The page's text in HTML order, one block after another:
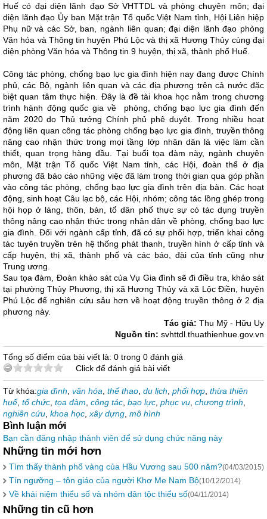
Huế có đại diện lãnh đạo Sở VHTTDL và phòng chuyên môn; đại
diện lãnh đạo Ủy ban Mặt trận Tổ quốc Việt Nam tỉnh, Hội Liên hiệp
Phụ nữ và các Sở, ban, ngành liên quan; đại diện lãnh đạo phòng
Văn hóa và Thông tin huyện Phú Lộc và thị xã Hương Thủy cùng đại
diện phòng Văn hóa và Thông tin 9 huyện, thị xã, thành phố Huế.
Công tác phòng, chống bạo lực gia đình hiện nay đang được Chính
phủ, các Bộ, ngành liên quan và các địa phương trên cả nước đặc
biệt quan tâm thực hiện. Đây là đề tài khoa học nằm trong chương
trình hành động quốc gia về phòng, chống bạo lực gia đình đến
năm 2020 do Thủ tướng Chính phủ phê duyêt. Trong nhiều hoạt
động liên quan công tác phòng chống bạo lực gia đình, truyền thông
nâng cao nhận thức trong mọi tầng lớp nhân dân là việc làm cần
thiết, quan trọng hàng đầu. Tại buổi tọa đàm này, ngành chuyên
môn, Mặt trận Tổ quốc Việt Nam tỉnh, các Hội, đoàn thể ở địa
phương đã báo cáo những việc đã làm trong thời gian qua góp phần
vào công tác phòng, chống bạo lực gia đình trên địa bàn. Các hoạt
động, sinh hoạt Câu lạc bộ, các Hội, nhóm; công tác lồng ghép trong
hội họp ở làng, thôn, bản, tổ dân phố thực sự có tác dụng truyền
thông nâng cao nhận thức trong nhân dân về phòng, chống bạo lực
gia đình. Đối với ngành cấp tỉnh, đã có sự phối hợp, triển khai công
tác tuyên truyền trên hệ thống phát thanh, truyền hình ở cấp tỉnh và
cấp huyện, thị xã, thành phố và các báo, đài của tỉnh cũng như
Trung ương.
Sau tọa đàm, Đoàn khảo sát của Vụ Gia đình sẽ đi điều tra, khảo sát
tại phường Thủy Phương, thị xã Hương Thủy và xã Lộc Điền, huyện
Phú Lộc để nghiên cứu sâu hơn về hoạt động truyền thông ở 2 địa
phương này.
Tác giả: Thu Mỹ - Hữu Uy
Nguồn tin: svhttdl.thuathienhue.gov.vn
Tổng số điểm của bài viết là: 0 trong 0 đánh giá
Click để đánh giá bài viết
Từ khóa:gia đình văn hóa thể thao du lịch phối hợp thừa thiên
huế, tổ chức tọa đàm công tác bạo lực phục vụ chương trình
nghiên cứu khoa học xây dựng mô hình
Bình luận mới
Bạn cần đăng nhập thành viên để sử dụng chức năng này
Những tin mới hơn
Tìm thấy thành phố vàng của Hầu Vương sau 500 năm?(04/03/2015)
Tín ngưỡng – tôn giáo của người Khơ Me Nam Bộ(10/12/2014)
Về khái niệm thiểu số và nhóm dân tộc thiểu số(04/11/2014)
Những tin cũ hơn